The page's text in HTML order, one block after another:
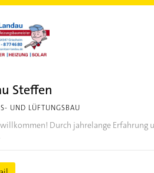
Steffen
UND LÜFTUNGSBAU
Durch jahrelange Erfahrung